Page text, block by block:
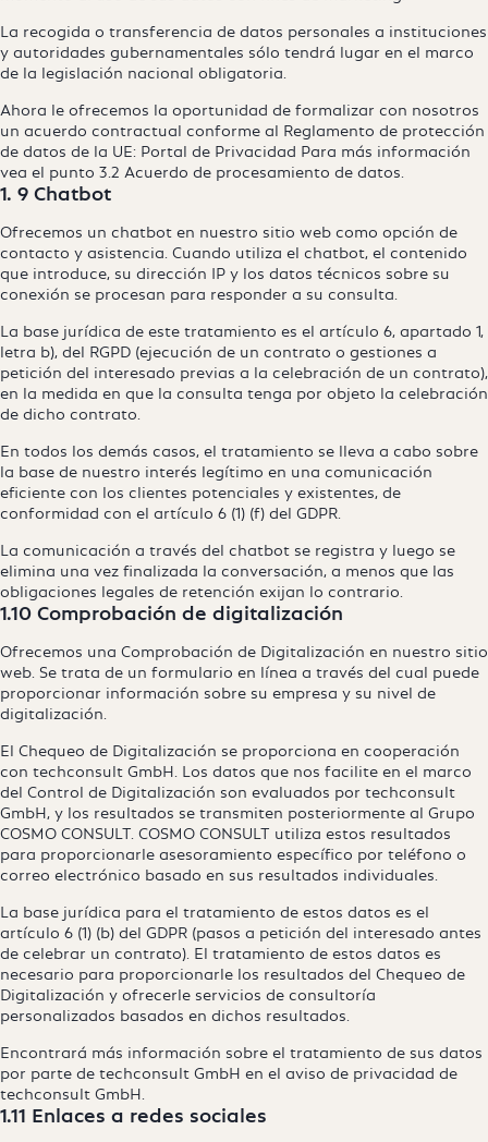
La recogida o transferencia de datos personales a instituciones
y autoridades gubernamentales sólo tendrá lugar en el marco
de la legislación nacional obligatoria.
Ahora le ofrecemos la oportunidad de formalizar con nosotros
un acuerdo contractual conforme al Reglamento de protección
de datos de la UE: Portal de Privacidad Para más información
vea el punto 3.2 Acuerdo de procesamiento de datos.
1. 9 Chatbot
Ofrecemos un chatbot en nuestro sitio web como opción de
contacto y asistencia. Cuando utiliza el chatbot, el contenido
que introduce, su dirección IP y los datos técnicos sobre su
conexión se procesan para responder a su consulta.
La base jurídica de este tratamiento es el artículo 6, apartado 1,
letra b), del RGPD (ejecución de un contrato o gestiones a
petición del interesado previas a la celebración de un contrato),
en la medida en que la consulta tenga por objeto la celebración
de dicho contrato.
En todos los demás casos, el tratamiento se lleva a cabo sobre
la base de nuestro interés legítimo en una comunicación
eficiente con los clientes potenciales y existentes, de
conformidad con el artículo 6 (1) (f) del GDPR.
La comunicación a través del chatbot se registra y luego se
elimina una vez finalizada la conversación, a menos que las
obligaciones legales de retención exijan lo contrario.
1.10 Comprobación de digitalización
Ofrecemos una Comprobación de Digitalización en nuestro sitio
web. Se trata de un formulario en línea a través del cual puede
proporcionar información sobre su empresa y su nivel de
digitalización.
El Chequeo de Digitalización se proporciona en cooperación
con techconsult GmbH. Los datos que nos facilite en el marco
del Control de Digitalización son evaluados por techconsult
GmbH, y los resultados se transmiten posteriormente al Grupo
COSMO CONSULT. COSMO CONSULT utiliza estos resultados
para proporcionarle asesoramiento específico por teléfono o
correo electrónico basado en sus resultados individuales.
La base jurídica para el tratamiento de estos datos es el
artículo 6 (1) (b) del GDPR (pasos a petición del interesado antes
de celebrar un contrato). El tratamiento de estos datos es
necesario para proporcionarle los resultados del Chequeo de
Digitalización y ofrecerle servicios de consultoría
personalizados basados en dichos resultados.
Encontrará más información sobre el tratamiento de sus datos
por parte de techconsult GmbH en el aviso de privacidad de
techconsult GmbH.
1.11 Enlaces a redes sociales